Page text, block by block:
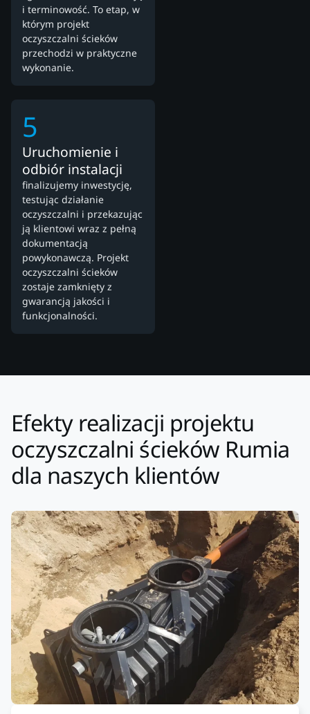
i terminowość. To etap, w
którym projekt
oczyszczalni ścieków
przechodzi w praktyczne
wykonanie.
5
Uruchomienie i
odbiór instalacji
finalizujemy inwestycję,
testując działanie
oczyszczalni i przekazując
ją klientowi wraz z pełną
dokumentacją
powykonawczą. Projekt
oczyszczalni ścieków
zostaje zamknięty z
gwarancją jakości i
funkcjonalności.
Efekty realizacji projektu
oczyszczalni ścieków Rumia
dla naszych klientów